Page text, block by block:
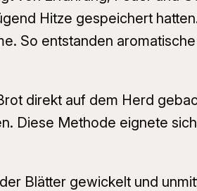
Hitze gespeichert
So entstanden
direkt auf dem Herd
Diese Methode eignete
Blätter gewickelt und